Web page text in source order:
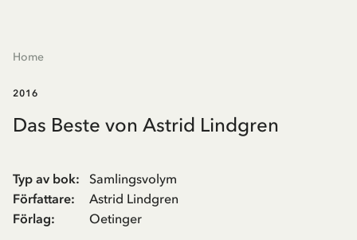
Home
2016
Das Beste von Astrid Lindgren
Typ av bok:
Samlingsvolym
Författare:
Astrid Lindgren
Förlag: Oetinger